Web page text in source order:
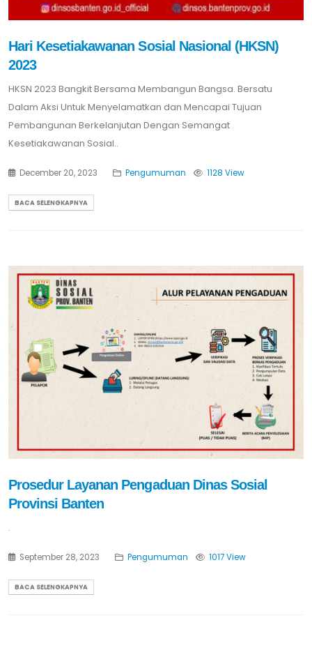
Hari Kesetiakawanan Sosial Nasional (HKSN)
2023
HKSN 2023 Bangkit Bersama Membangun Bangsa. Bersatu
Dalam Aksi Untuk Menyelamatkan dan Mencapai Tujuan
Pembangunan Berkelanjutan Dengan Semangat
Kesetiakawanan Sosial..
December 20, 2023 Pengumuman 1128 View
BACA SELENGKAPNYA
Prosedur Layanan Pengaduan Dinas Sosial
Provinsi Banten
.
September 28, 2023 Pengumuman 1017 View
BACA SELENGKAPNYA